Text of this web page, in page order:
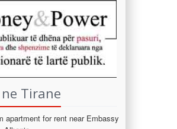
Tirane
apartment for rent near Embassy